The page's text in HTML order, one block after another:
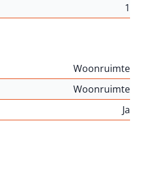
1
Woonruimte
Woonruimte
Ja